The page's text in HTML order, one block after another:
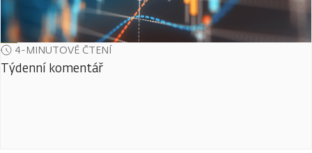
4-MINUTOVÉ ČTENÍ
Týdenní komentář